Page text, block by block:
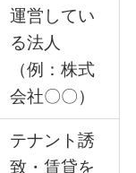
運営してい
る法人
（例：株式
会社〇〇）
テナント誘
致・賃貸を